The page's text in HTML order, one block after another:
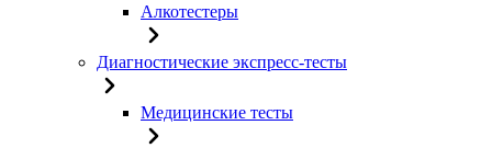
Алкотестеры
Диагностические экспресс-тесты
Медицинские тесты